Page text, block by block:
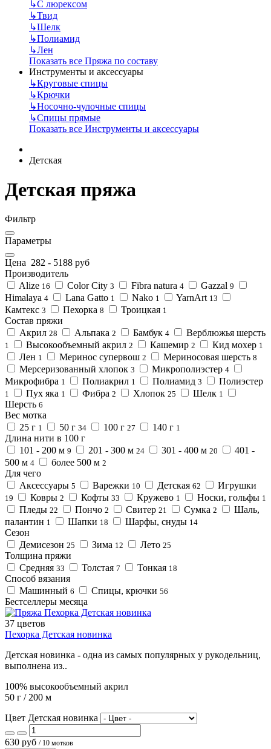
↳С люрексом
↳Твид
↳Шелк
↳Полиамид
↳Лен
Показать все Пряжа по составу
Инструменты и аксессуары
↳Круговые спицы
↳Крючки
↳Носочно-чулочные спицы
↳Спицы прямые
Показать все Инструменты и аксессуары
Детская
Детская пряжа
Фильтр
Параметры
Цена 282 - 5188 руб
Производитель
Alize 16 Color City 3 Fibra natura 4 Gazzal 9
Himalaya 4 Lana Gatto 1 Nako 1 YarnArt 13
Камтекс 3 Пехорка 8 Троицкая 1
Состав пряжи
Акрил 28 Альпака 2 Бамбук 4 Верблюжья шерсть
1 Высокообъемный акрил 2 Кашемир 2 Кид мохер 1
Лен 1 Меринос супервош 2 Мериносовая шерсть 8
Мерсеризованный хлопок 3 Микрополиэстер 4
Микрофибра 1 Полиакрил 1 Полиамид 3 Полиэстер
1 Пух яка 1 Фибра 2 Хлопок 25 Шелк 1
Шерсть 6
Вес мотка
25 г 1 50 г 34 100 г 27 140 г 1
Длина нити в 100 г
101 - 200 м 9 201 - 300 м 24 301 - 400 м 20
401 -
500 м 4 более 500 м 2
Для чего
Аксессуары 5 Варежки 10 Детская 62 Игрушки
19 Ковры 2 Кофты 33 Кружево 1 Носки, гольфы 1
Пледы 22 Пончо 2 Свитер 21 Сумка 2
Шаль,
палантин 1 Шапки 18 Шарфы, снуды 14
Сезон
Демисезон 25 Зима 12 Лето 25
Толщина пряжи
Средняя 33 Толстая 7 Тонкая 18
Способ вязания
Машинный 6 Спицы, крючки 56
Бестселлеры месяца
37 цветов
Пехорка Детская новинка
Детская новинка - одна из самых популярных у рукодельниц,
выполнена из..
100% высокообъемный акрил
50 г / 200 м
Цвет Детская новинка
630 руб / 10 мотков